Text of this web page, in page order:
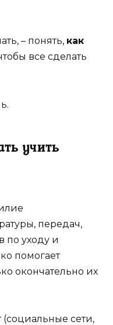
– понять, как
все сделать
учить
передач,
по уходу и
помогает
окончательно их
сети,